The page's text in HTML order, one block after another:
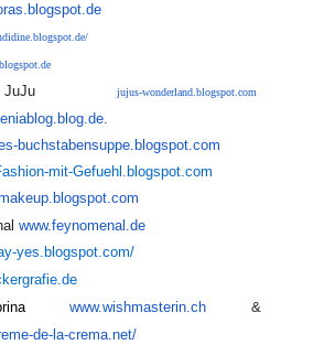
jujus-wonderland.blogspot.com
buchstabensuppe. blogspot.com
mit-Gefuehl.blogspot.com
www.feynomenal.de
yes.blogspot.com/
www.wishmasterin.ch &
de-la-crema.net/